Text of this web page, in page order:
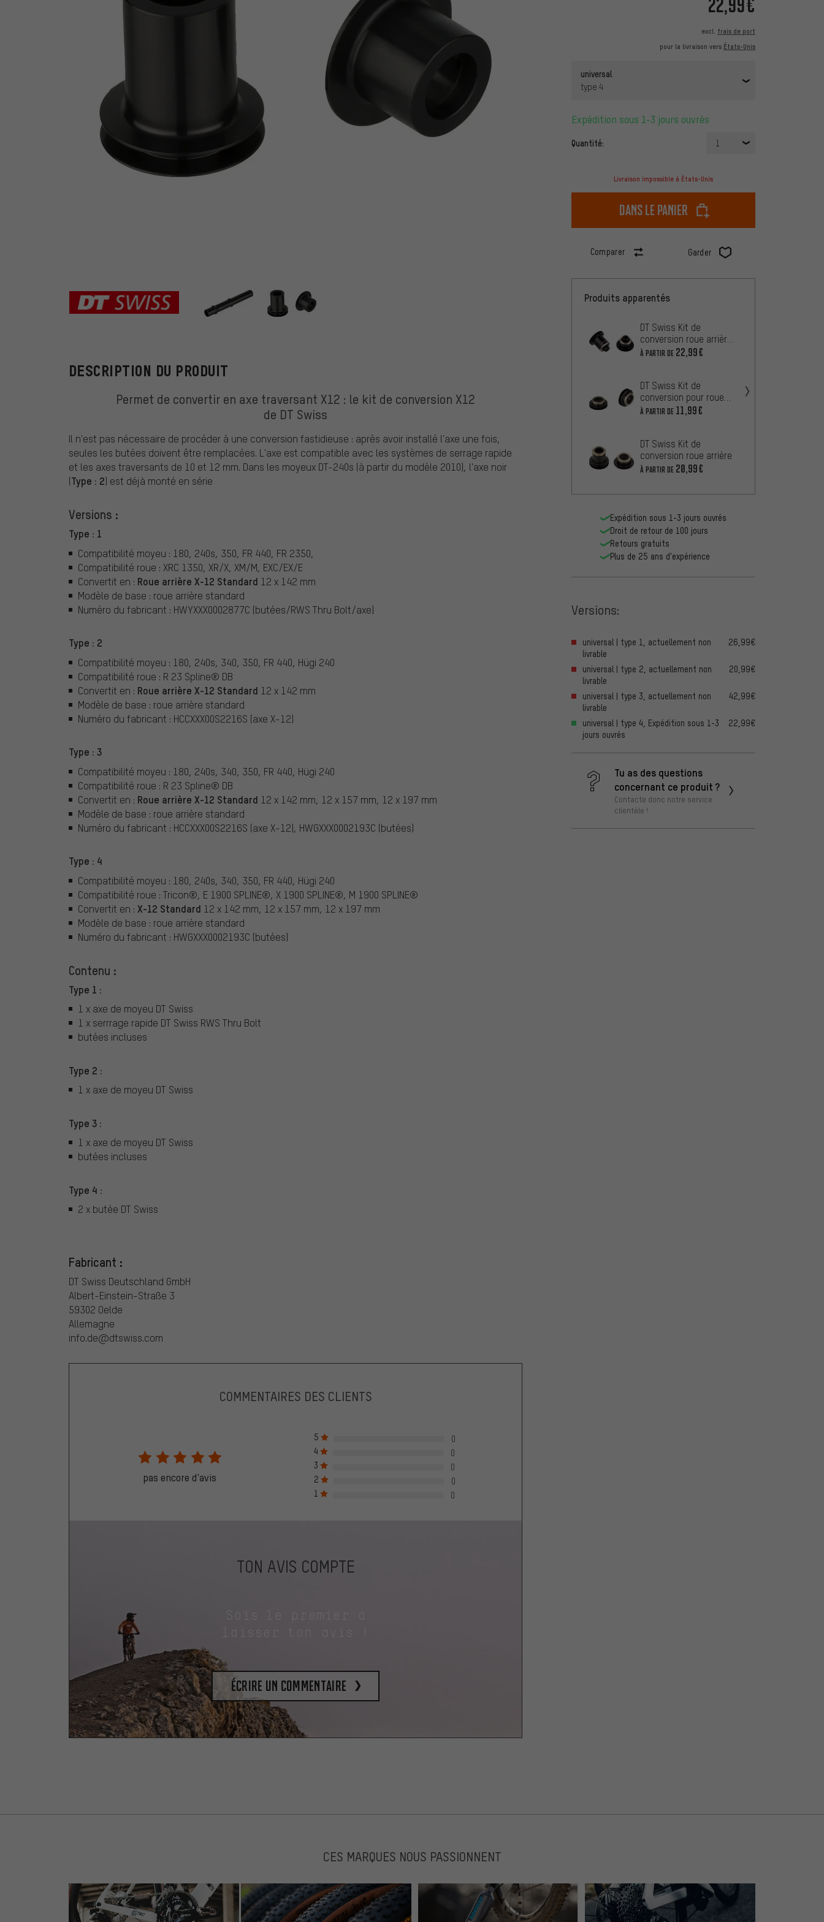
excl. frais de port
pour la livraison vers États-Unis
universal
type 4
Expédition sous 1-3 jours ouvrés
Quantité: 1
Livraison impossible à États-Unis
dans le panier
Comparer Garder
DT Swiss
DESCRIPTION DU PRODUIT
Permet de convertir en axe traversant X12 : le kit de conversion X12
de DT Swiss
Il n'est pas nécessaire de procéder à une conversion fastidieuse : après avoir installé l'axe une fois,
seules les butées doivent être remplacées. L'axe est compatible avec les systèmes de serrage rapide
et les axes traversants de 10 et 12 mm. Dans les moyeux DT-240s (à partir du modèle 2010), l'axe noir
(Type : 2) est déjà monté en série
Versions :
Type : 1
Compatibilité moyeu : 180, 240s, 350, FR 440, FR 2350,
Compatibilité roue : XRC 1350, XR/X, XM/M, EXC/EX/E
Convertit en : Roue arrière X-12 Standard 12 x 142 mm
Modèle de base : roue arrière standard
Numéro du fabricant : HWYXXX0002877C (butées/RWS Thru Bolt/axe)
Type : 2
Compatibilité moyeu : 180, 240s, 340, 350, FR 440, Hügi 240
Compatibilité roue : R 23 Spline® DB
Convertit en : Roue arrière X-12 Standard 12 x 142 mm
Modèle de base : roue arrière standard
Numéro du fabricant : HCCXXX00S2216S (axe X-12)
Type : 3
Compatibilité moyeu : 180, 240s, 340, 350, FR 440, Hügi 240
Compatibilité roue : R 23 Spline® DB
Convertit en : Roue arrière X-12 Standard 12 x 142 mm, 12 x 157 mm, 12 x 197 mm
Modèle de base : roue arrière standard
Numéro du fabricant : HCCXXX00S2216S (axe X-12), HWGXXX0002193C (butées)
Type : 4
Compatibilité moyeu : 180, 240s, 340, 350, FR 440, Hügi 240
Compatibilité roue : Tricon®, E 1900 SPLINE®, X 1900 SPLINE®, M 1900 SPLINE®
Convertit en : X-12 Standard 12 x 142 mm, 12 x 157 mm, 12 x 197 mm
Modèle de base : roue arrière standard
Numéro du fabricant : HWGXXX0002193C (butées)
Contenu :
Type 1 :
1 x axe de moyeu DT Swiss
1 x serrrage rapide DT Swiss RWS Thru Bolt
butées incluses
Type 2 :
1 x axe de moyeu DT Swiss
Type 3 :
1 x axe de moyeu DT Swiss
butées incluses
Type 4 :
2 x butée DT Swiss
Fabricant :
DT Swiss Deutschland GmbH
Albert-Einstein-Straße 3
59302 Oelde
Allemagne
info.de@dtswiss.com
Produits apparentés
DT Swiss Kit de
conversion roue arrière
pour R 23 / R 24 / R 32
À PARTIR DE 22,99€
DT Swiss Kit de
conversion pour roue
avant pour 240s / 340 /
À PARTIR DE 11,99€
DT Swiss Kit de
conversion roue arrière
À PARTIR DE 20,99€
Expédition sous 1-3 jours ouvrés
Droit de retour de 100 jours
Retours gratuits
Plus de 25 ans d'expérience
Versions:
universal | type 1, actuellement non
livrable
26,99€
universal | type 2, actuellement non
livrable
20,99€
universal | type 3, actuellement non
livrable
42,99€
universal | type 4, Expédition sous 1-3
jours ouvrés
22,99€
Tu as des questions
concernant ce produit ?
Contacte donc notre service
clientèle !
COMMENTAIRES DES CLIENTS
pas encore d'avis
5
0
4
0
3
0
2
0
1
0
TON AVIS COMPTE
laisser ton avis !
Écrire un commentaire
CES MARQUES NOUS PASSIONNENT